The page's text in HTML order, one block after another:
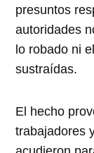
presuntos
autoridades
lo robado ni
sustraídas.
El hecho
trabajadores